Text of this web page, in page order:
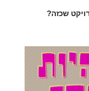
שכזה?